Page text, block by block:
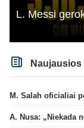
L. Messi
Naujausios
M. Salah oficialiai
A. Nusa: „Niekada